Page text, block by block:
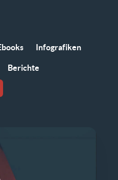
Infografiken
Berichte